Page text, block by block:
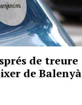
de treure
de Balenyà